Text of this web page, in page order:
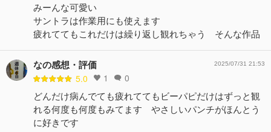
みーんな可愛い
サントラは作業用にも使えます
疲れててもこれだけは繰り返し観れちゃう そんな作品
なの感想・評価
5.0 1 0
2025/07/31 21:53
どんだけ病んでても疲れててもビーパピだけはずっと観
れる何度も何度もみてます やさしいパンチがほんとう
に好きです